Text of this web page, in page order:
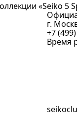
«Seiko
г.
+7
Время